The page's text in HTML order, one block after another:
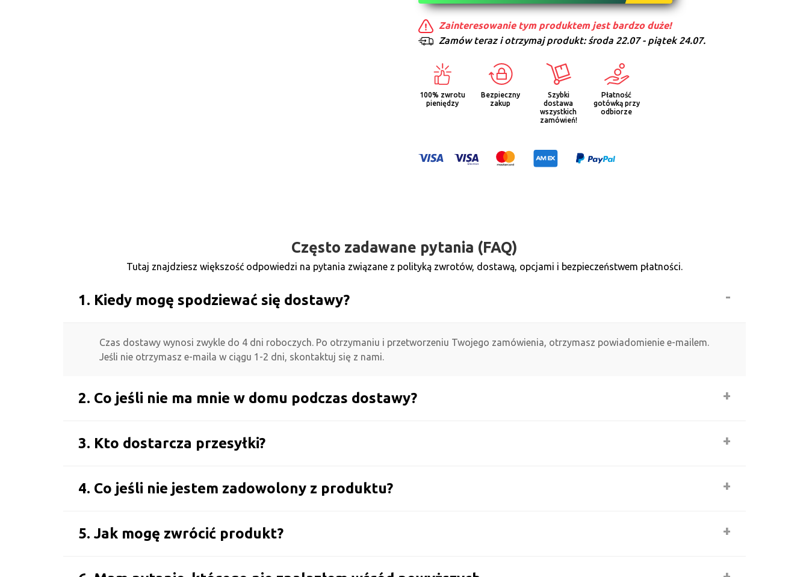
Zainteresowanie tym produktem jest bardzo duże!
Zamów teraz i otrzymaj produkt:środa 22.07 - piątek 24.07.
100% zwrotu
pieniędzy
Bezpieczny
zakup
Szybki
dostawa
wszystkich
zamówień!
Płatność
gotówką przy
odbiorze
Często zadawane pytania (FAQ)
Tutaj znajdziesz większość odpowiedzi na pytania związane z polityką zwrotów, dostawą, opcjami i bezpieczeństwem płatności.
1. Kiedy mogę spodziewać się dostawy?
Czas dostawy wynosi zwykle do 4 dni roboczych. Po otrzymaniu i przetworzeniu Twojego zamówienia, otrzymasz powiadomienie e-mailem.
Jeśli nie otrzymasz e-maila w ciągu 1-2 dni, skontaktuj się z nami.
2. Co jeśli nie ma mnie w domu podczas dostawy?
3. Kto dostarcza przesyłki?
4. Co jeśli nie jestem zadowolony z produktu?
5. Jak mogę zwrócić produkt?